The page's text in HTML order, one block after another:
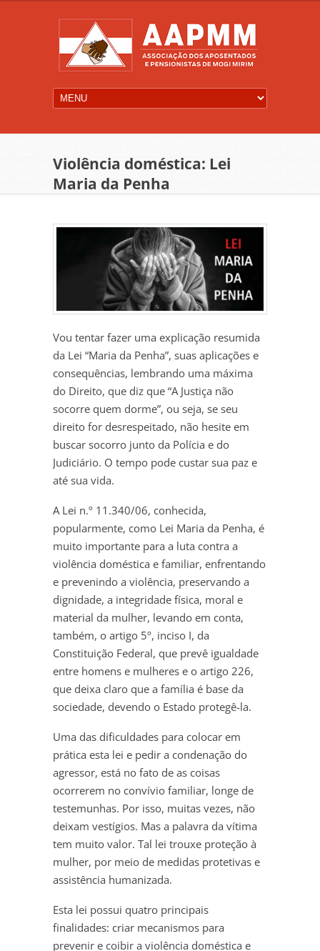
Violência doméstica: Lei
Maria da Penha
Vou tentar fazer uma explicação resumida
da Lei “Maria da Penha”, suas aplicações e
consequências, lembrando uma máxima
do Direito, que diz que “A Justiça não
socorre quem dorme”, ou seja, se seu
direito for desrespeitado, não hesite em
buscar socorro junto da Polícia e do
Judiciário. O tempo pode custar sua paz e
até sua vida.
A Lei n.º 11.340/06, conhecida,
popularmente, como Lei Maria da Penha, é
muito importante para a luta contra a
violência doméstica e familiar, enfrentando
e prevenindo a violência, preservando a
dignidade, a integridade física, moral e
material da mulher, levando em conta,
também, o artigo 5º, inciso I, da
Constituição Federal, que prevê igualdade
entre homens e mulheres e o artigo 226,
que deixa claro que a família é base da
sociedade, devendo o Estado protegê-la.
Uma das dificuldades para colocar em
prática esta lei e pedir a condenação do
agressor, está no fato de as coisas
ocorrerem no convívio familiar, longe de
testemunhas. Por isso, muitas vezes, não
deixam vestígios. Mas a palavra da vítima
tem muito valor. Tal lei trouxe proteção à
mulher, por meio de medidas protetivas e
assistência humanizada.
Esta lei possui quatro principais
finalidades: criar mecanismos para
prevenir e coibir a violência doméstica e